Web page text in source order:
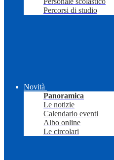
Percorsi di studio
Novità
Panoramica
Le notizie
Calendario eventi
Albo online
Le circolari